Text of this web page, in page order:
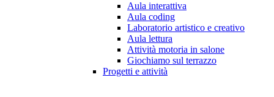
Aula interattiva
Aula coding
Laboratorio artistico e creativo
Aula lettura
Attività motoria in salone
Giochiamo sul terrazzo
Progetti e attività